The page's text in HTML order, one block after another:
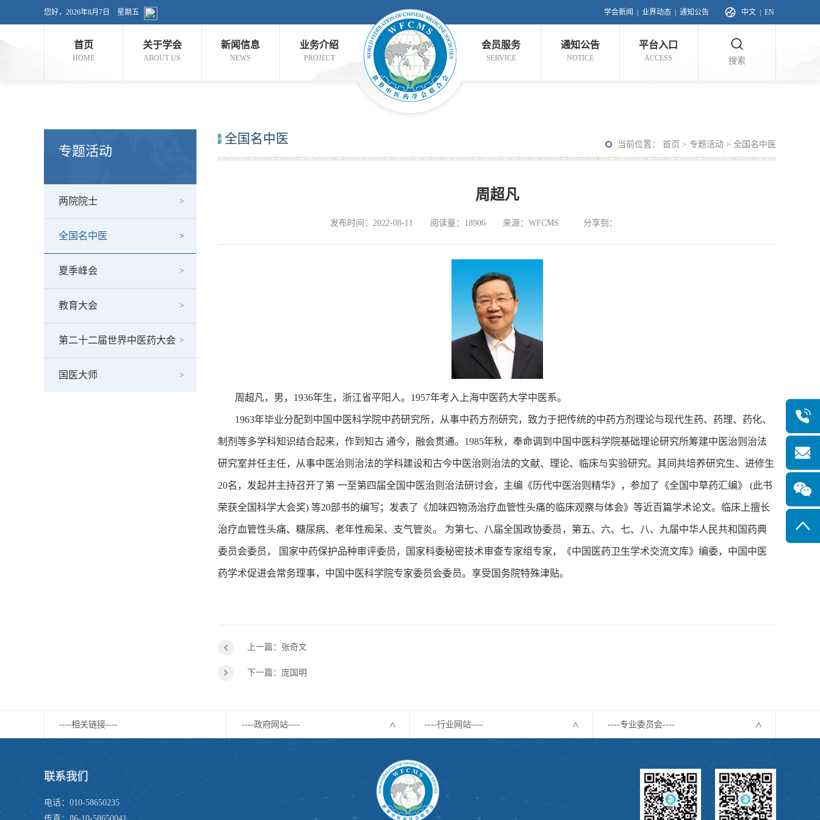
您好， 2026年8月7日 星期五 学会新闻 业界动态 通知公告 中文 EN
首页
HOME
关于学会
ABOUT US
新闻信息
NEWS
业务介绍
PROJECT
会员服务
SERVICE
通知公告
NOTICE
平台入口
ACCESS 搜索
专题活动
两院院士
全国名中医
夏季峰会
教育大会
第二十二届世界中医药大会
国医大师
全国名中医 当前位置： 首页 > 专题活动 > 全国名中医
周超凡
发布时间：2022-08-11 阅读量：18906 来源：WFCMS 分享到：
周超凡，男，1936年生，浙江省平阳人。1957年考入上海中医药大学中医系。
1963年毕业分配到中国中医科学院中药研究所，从事中药方剂研究，致力于把传统的中药方剂理论与现代生药、药理、药化、
制剂等多学科知识结合起来，作到知古 通今，融会贯通。1985年秋，奉命调到中国中医科学院基础理论研究所筹建中医治则治法
研究室并任主任，从事中医治则治法的学科建设和古今中医治则治法的文献、理论、临床与实验研究。其间共培养研究生、进修生
20名，发起并主持召开了第 一至第四届全国中医治则治法研讨会，主编《历代中医治则精华》，参加了《全国中草药汇编》 (此书
荣获全国科学大会奖) 等20部书的编写；发表了《加味四物汤治疗血管性头痛的临床观察与体会》等近百篇学术论文。临床上擅长
治疗血管性头痛、糖尿病、老年性痴呆、支气管炎。 为第七、八届全国政协委员，第五、六、七、八、九届中华人民共和国药典
委员会委员， 国家中药保护品种审评委员，国家科委秘密技术审查专家组专家，《中国医药卫生学术交流文库》编委，中国中医
药学术促进会常务理事，中国中医科学院专家委员会委员。享受国务院特殊津贴。
上一篇：张奇文
下一篇：庞国明
----相关链接---- ----政府网站---- ----行业网站---- ----专业委员会----
联系我们
电话：010-58650235